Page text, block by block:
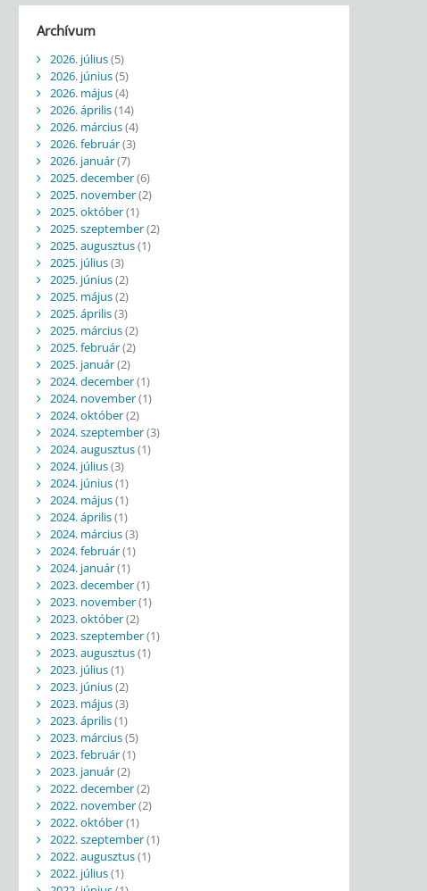
Archívum
2026. július(5)
2026. június(5)
2026. május(4)
2026. április(14)
2026. március(4)
2026. február(3)
2026. január(7)
2025. december(6)
2025. november(2)
2025. október(1)
2025. szeptember(2)
2025. augusztus(1)
2025. július(3)
2025. június(2)
2025. május(2)
2025. április(3)
2025. március(2)
2025. február(2)
2025. január(2)
2024. december(1)
2024. november(1)
2024. október(2)
2024. szeptember(3)
2024. augusztus(1)
2024. július(3)
2024. június(1)
2024. május(1)
2024. április(1)
2024. március(3)
2024. február(1)
2024. január(1)
2023. december(1)
2023. november(1)
2023. október(2)
2023. szeptember(1)
2023. augusztus(1)
2023. július(1)
2023. június(2)
2023. május(3)
2023. április(1)
2023. március(5)
2023. február(1)
2023. január(2)
2022. december(2)
2022. november(2)
2022. október(1)
2022. szeptember(1)
2022. augusztus(1)
2022. július(1)